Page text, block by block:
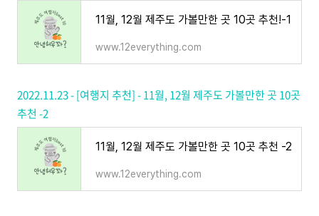
11월, 12월 제주도 가볼만한 곳 10곳 추천!-1
www.12everything.com
2022.11.23 - [여행지 추천] - 11월, 12월 제주도 가볼만한 곳 10곳
추천 -2
11월, 12월 제주도 가볼만한 곳 10곳 추천 -2
www.12everything.com